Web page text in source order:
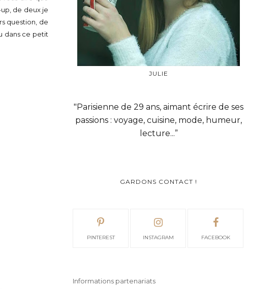
de deux je
question, de
dans ce petit
JULIE
"Parisienne de 29 ans, aimant écrire de ses
passions : voyage, cuisine, mode, humeur,
lecture...”
GARDONS CONTACT !
PINTEREST INSTAGRAM FACEBOOK
Informations partenariats